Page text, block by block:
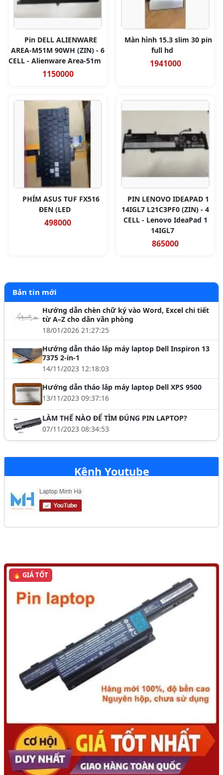
Pin DELL ALIENWARE
AREA-M51M 90WH (ZIN) - 6
CELL - Alienware Area-51m
1150000
Màn hình 15.3 slim 30 pin
full hd
1941000
PHÍM ASUS TUF FX516
ĐEN (LED
498000
PIN LENOVO IDEAPAD 1
14IGL7 L21C3PF0 (ZIN) - 4
CELL - Lenovo IdeaPad 1
14IGL7
865000
Bản tin mới
Hướng dẫn chèn chữ ký vào Word, Excel chi tiết
từ A–Z cho dân văn phòng
18/01/2026 21:27:25
Hướng dẫn tháo lắp máy laptop Dell Inspiron 13
7375 2-in-1
14/11/2023 12:18:03
Hướng dẫn tháo lắp máy laptop Dell XPS 9500
13/11/2023 09:37:16
LÀM THẾ NÀO ĐỂ TÌM ĐÚNG PIN LAPTOP?
07/11/2023 08:34:53
Kênh Youtube
🔥 GIÁ TỐT